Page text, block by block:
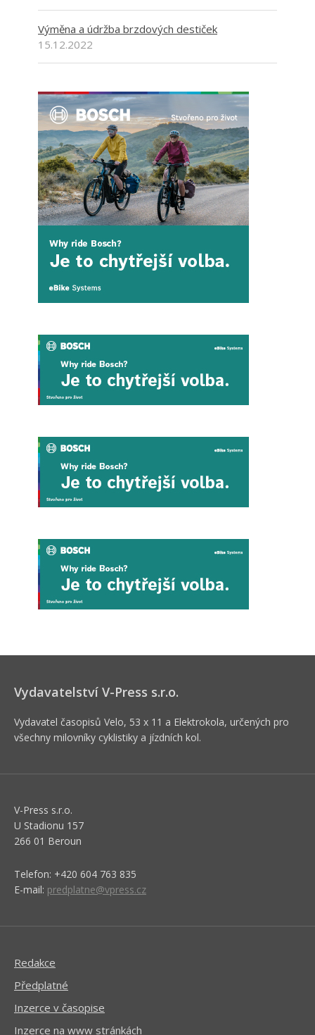
Výměna a údržba brzdových destiček
15.12.2022
Vydavatelství V-Press s.r.o.
Vydavatel časopisů Velo, 53 x 11 a Elektrokola, určených pro
všechny milovníky cyklistiky a jízdních kol.
V-Press s.r.o.
U Stadionu 157
266 01 Beroun
Telefon: +420 604 763 835
E-mail: predplatne@vpress.cz
Redakce
Předplatné
Inzerce v časopise
Inzerce na www stránkách